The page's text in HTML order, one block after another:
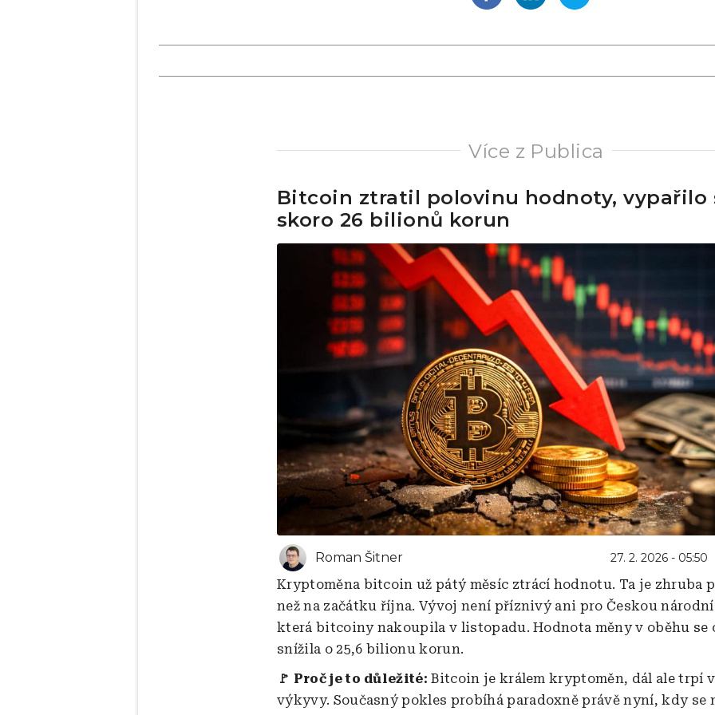
Více z Publica
Bitcoin ztratil polovinu hodnoty, vypařilo
skoro 26 bilionů korun
Roman Šitner 27. 2. 2026 - 05:50
Kryptoměna bitcoin už pátý měsíc ztrácí hodnotu. Ta je zhruba
než na začátku října. Vývoj není příznivý ani pro Českou
která bitcoiny nakoupila v listopadu. Hodnota měny v oběhu se
snížila o 25,6 bilionu korun.
🚩 Proč je to důležité:Bitcoin je králem kryptoměn, dál ale trpí
výkyvy. Současný pokles probíhá paradoxně právě nyní, kdy se